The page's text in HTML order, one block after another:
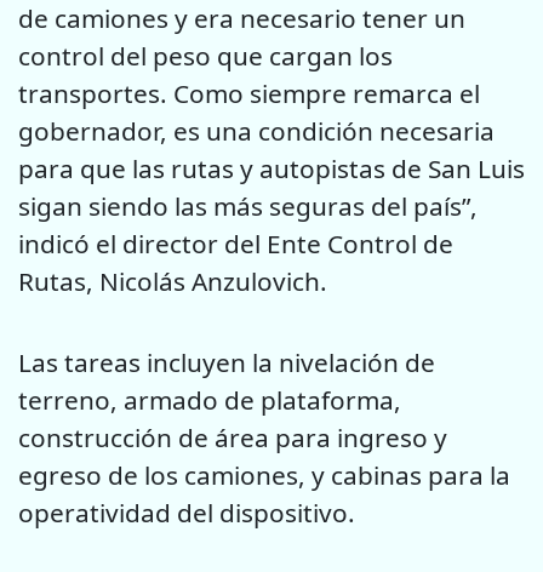
de camiones y era necesario tener un
control del peso que cargan los
transportes. Como siempre remarca el
gobernador, es una condición necesaria
para que las rutas y autopistas de San Luis
sigan siendo las más seguras del país”,
indicó el director del Ente Control de
Rutas, Nicolás Anzulovich.
Las tareas incluyen la nivelación de
terreno, armado de plataforma,
construcción de área para ingreso y
egreso de los camiones, y cabinas para la
operatividad del dispositivo.